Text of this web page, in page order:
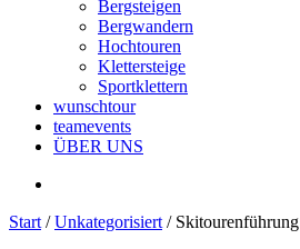
Bergsteigen
Bergwandern
Hochtouren
Klettersteige
Sportklettern
wunschtour
teamevents
ÜBER UNS
Start /Unkategorisiert / Skitourenführung